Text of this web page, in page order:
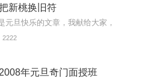
新桃换旧符
元旦快乐的文章，我献给大家，
2222
年元旦奇门面授班